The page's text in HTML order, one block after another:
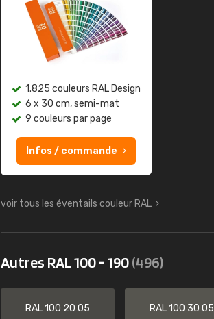
1.825 couleurs RAL Design
6 x 30 cm, semi-mat
9 couleurs par page
Infos / commande
voir tous les éventails couleur RAL
Autres RAL 100 - 190(496)
RAL 100 20 05 RAL 100 30 05